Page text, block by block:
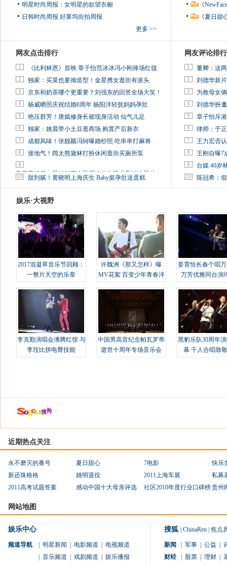
明星时尚周报：女明星的欲望衣橱
日韩时尚周报 好莱坞街拍周报
更多 >>
《
《夏日
网友点击排行
1 《比利林恩》首映 章子怡范冰冰冯小刚捧场红毯
2 独家：买菜也要拗造型！金星携女逛街有派头
3 京东和奶茶哪个更重要？刘强东的回答全场大笑！
4 杨威晒照庆祝结婚8周年 杨阳洋轻抚妈妈孕肚
5 艳压群芳！唐嫣修身长裙现身活动 仙气儿足
6 独家：姚晨带小土豆逛商场 购置产后新衣
7 成都风味！张靓颖冯轲曝婚纱照 吃串串打麻将
8 接地气！阔太熊黛林打扮休闲逛街买厕所泵
9
马蓉离婚后，砸1000万人民币给媒体要求删掉这照片
10 甜到腻！黄晓明上海庆生 Baby挺孕肚送蛋糕
网友评论排行
1 董卿：这
2 刘德华新
3 为救母女
4 刘德华扮
5 章子怡斥
6 律师：于
7 王力宏否
8 王刚自曝7
9 台媒:40岁
10 陈冠希：
娱乐·大视野
2017混凝草音乐节回顾：
一整片天空的乐章
许魏洲《那又怎样》曝
MV花絮 百变少年青春洋
姜育恒长春个唱
万芳优雅同台演
李克勤演唱会沸腾红馆 与
李玟比拼电臀技能
中国男高音纪念帕瓦罗蒂
逝世十周年专场音乐会
黑豹乐队30周年
幕 千人合唱致
近期热点关注
永不磨灭的番号 夏日甜心 7电影
快乐
新还珠格格
姚明退役 2011上海车展
私募
2011高考试题答案
感动中国十大母亲评选 社区2010年度行业口碑榜贵州
网站地图
娱乐中心
频道导航 明星新闻 电影频道
电视频道
音乐频道 戏剧频道
娱乐播报
搜狐 ChinaRen 焦点
新闻 军事 公益
财经
股票 理财